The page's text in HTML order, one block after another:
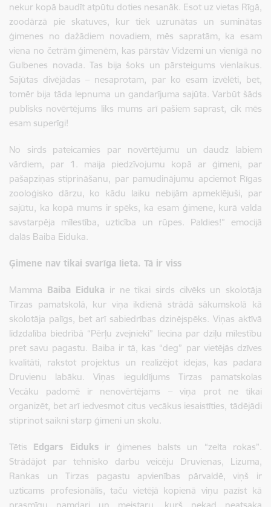
nekur kopā baudīt atpūtu doties nesanāk. Esot uz vietas Rīgā,
zoodārzā pie skatuves, kur tiek uzrunātas un suminātas
ģimenes no dažādiem novadiem, mēs sapratām, ka esam
viena no četrām ģimenēm, kas pārstāv Vidzemi un vienīgā no
Gulbenes novada. Tas bija šoks un pārsteigums vienlaikus.
Sajūtas divējādas – nesaprotam, par ko esam izvēlēti, bet,
tomēr bija tāda lepnuma un gandarījuma sajūta. Varbūt šāds
publisks novērtējums liks mums arī pašiem saprast, cik mēs
esam superīgi!
No sirds pateicamies par novērtējumu un daudz labiem
vārdiem, par 1. maija piedzīvojumu kopā ar ģimeni, par
pašapziņas stiprināšanu, par pamudinājumu apciemot Rīgas
zooloģisko dārzu, ko kādu laiku nebijām apmeklējuši, par
sajūtu, ka kopā mums ir spēks, ka esam ģimene, kurā valda
savstarpēja mīlestība, uzticība un rūpes. Paldies!” emocijā
dalās Baiba Eiduka.
Ģimene nav tikai svarīga lieta. Tā ir viss
Mamma Baiba Eiduka ir ne tikai sirds cilvēks un skolotāja
Tirzas pamatskolā, kur viņa ikdienā strādā sākumskolā kā
skolotāja palīgs, bet arī sabiedrības dzinējspēks. Viņas aktīvā
līdzdalība biedrībā “Pērļu zvejnieki” liecina par dziļu mīlestību
pret savu pagastu. Baiba ir tā, kas “deg” par vietējās dzīves
kvalitāti, rakstot projektus un realizējot idejas, kas padara
Druvienu labāku. Viņas ieguldījums Tirzas pamatskolas
Vecāku padomē ir nenovērtējams – viņa prot ne tikai
organizēt, bet arī iedvesmot citus vecākus iesaistīties, tādējādi
stiprinot saikni starp ģimeni un skolu.
Tētis Edgars Eiduksir ģimenes balsts un “zelta rokas”.
Strādājot par tehnisko darbu veicēju Druvienas, Lizuma,
Rankas un Tirzas pagastu apvienības pārvaldē, viņš ir
uzticams profesionālis, taču vietējā kopienā viņu pazīst kā
prasmīgu namdari un meistaru, kurš nekad neatsaka